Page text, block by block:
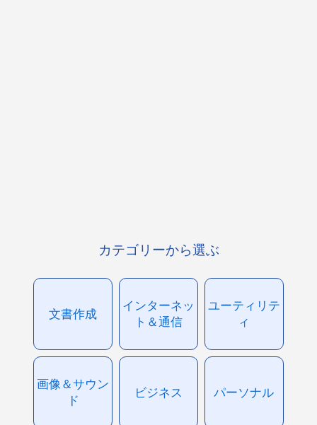
カテゴリーから選ぶ
文書作成
インターネッ
ト＆通信
ユーティリテ
ィ
画像＆サウン
ド
ビジネス パーソナル